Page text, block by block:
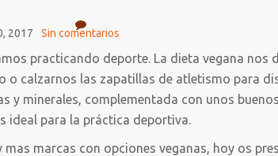
2017 Sin comentarios
practicando deporte. La dieta vegana nos
o calzarnos las zapatillas de atletismo para
y minerales, complementada con unos
ideal para la práctica deportiva.
mas marcas con opciones veganas, hoy os